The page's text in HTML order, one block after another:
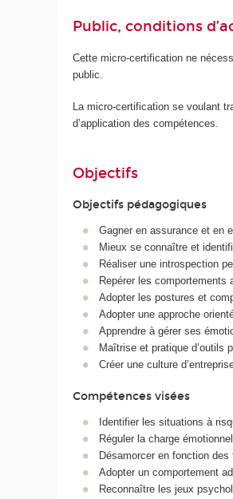
Public, conditions
Cette micro-certification ne
public.
La micro-certification se voulant
d’application des compétences.
Objectifs
Objectifs pédagogiques
Gagner en assurance et en
Mieux se connaître et
Réaliser une introspection
Repérer les comportements
Adopter les postures et
Adopter une approche
Apprendre à gérer ses
Maîtrise et pratique d’outils
Créer une culture
Compétences visées
Identifier les situations à
Réguler la charge
Désamorcer en fonction
Adopter un comportement
Reconnaître les jeux